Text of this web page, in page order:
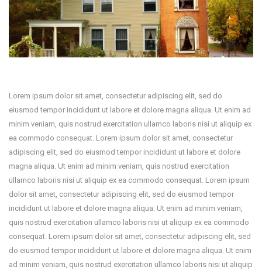
Lorem ipsum dolor sit amet, consectetur adipiscing elit, sed do
eiusmod tempor incididunt ut labore et dolore magna aliqua. Ut enim ad
minim veniam, quis nostrud exercitation ullamco laboris nisi ut aliquip ex
ea commodo consequat. Lorem ipsum dolor sit amet, consectetur
adipiscing elit, sed do eiusmod tempor incididunt ut labore et dolore
magna aliqua. Ut enim ad minim veniam, quis nostrud exercitation
ullamco laboris nisi ut aliquip ex ea commodo consequat. Lorem ipsum
dolor sit amet, consectetur adipiscing elit, sed do eiusmod tempor
incididunt ut labore et dolore magna aliqua. Ut enim ad minim veniam,
quis nostrud exercitation ullamco laboris nisi ut aliquip ex ea commodo
consequat. Lorem ipsum dolor sit amet, consectetur adipiscing elit, sed
do eiusmod tempor incididunt ut labore et dolore magna aliqua. Ut enim
ad minim veniam, quis nostrud exercitation ullamco laboris nisi ut aliquip